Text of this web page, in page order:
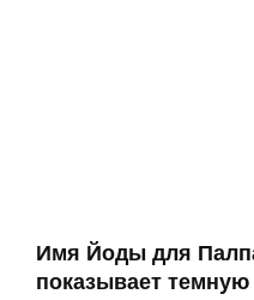
Имя Йоды для
показывает темную